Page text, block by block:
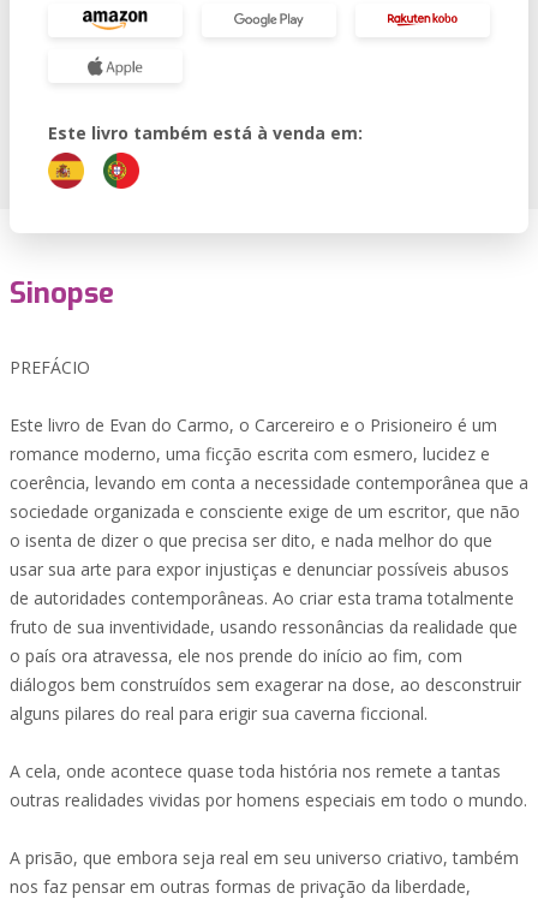
Este livro também está à venda em:
Sinopse
PREFÁCIO
Este livro de Evan do Carmo, o Carcereiro e o Prisioneiro é um
romance moderno, uma ficção escrita com esmero, lucidez e
coerência, levando em conta a necessidade contemporânea que a
sociedade organizada e consciente exige de um escritor, que não
o isenta de dizer o que precisa ser dito, e nada melhor do que
usar sua arte para expor injustiças e denunciar possíveis abusos
de autoridades contemporâneas. Ao criar esta trama totalmente
fruto de sua inventividade, usando ressonâncias da realidade que
o país ora atravessa, ele nos prende do início ao fim, com
diálogos bem construídos sem exagerar na dose, ao desconstruir
alguns pilares do real para erigir sua caverna ficcional.
A cela, onde acontece quase toda história nos remete a tantas
outras realidades vividas por homens especiais em todo o mundo.
A prisão, que embora seja real em seu universo criativo, também
nos faz pensar em outras formas de privação da liberdade,